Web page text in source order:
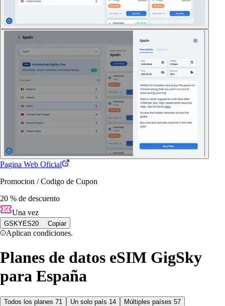
Pagina Web Oficial
Promocion / Codigo de Cupon
20 % de descuento
Una vez
GSKYES20 Copiar
Aplican condiciones.
Planes de datos eSIM GigSky
para España
Todos los planes 71 Un solo país 14 Múltiples países 57